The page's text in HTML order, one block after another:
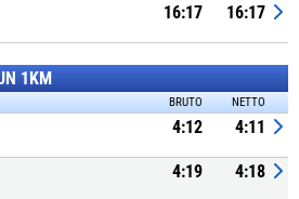
16:17 16:17
1KM
BRUTO NETTO
4:12 4:11
4:19 4:18